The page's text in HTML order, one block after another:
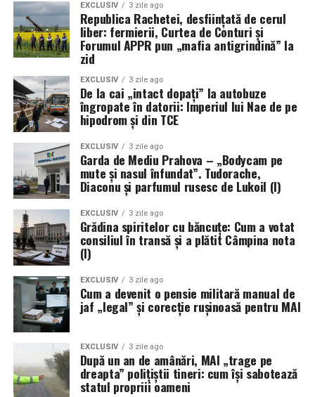
EXCLUSIV 3 zile ago
Republica Rachetei, desființată de cerul
liber: fermierii, Curtea de Conturi și
Forumul APPR pun „mafia antigrindină” la
zid
EXCLUSIV 3 zile ago
De la cai „intact dopați” la autobuze
îngropate în datorii: Imperiul lui Nae de pe
hipodrom și din TCE
EXCLUSIV 3 zile ago
Garda de Mediu Prahova – „Bodycam pe
mute și nasul înfundat”. Tudorache,
Diaconu și parfumul rusesc de Lukoil (I)
EXCLUSIV 3 zile ago
Grădina spiritelor cu băncuțe: Cum a votat
consiliul în transă și a plătit Câmpina nota
(I)
EXCLUSIV 3 zile ago
Cum a devenit o pensie militară manual de
jaf „legal” și corecție rușinoasă pentru MAI
EXCLUSIV 3 zile ago
După un an de amânări, MAI „trage pe
dreapta” polițiștii tineri: cum își sabotează
statul propriii oameni